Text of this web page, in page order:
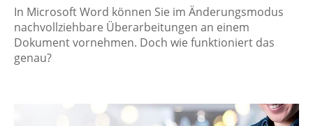
In Microsoft Word können Sie im Änderungsmodus
nachvollziehbare Überarbeitungen an einem
Dokument vornehmen. Doch wie funktioniert das
genau?